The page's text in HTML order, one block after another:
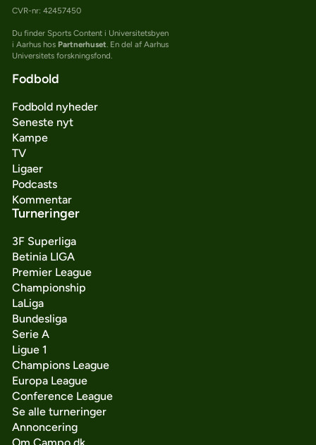
CVR-nr: 42457450
Du finder Sports Content i Universitetsbyen
i Aarhus hos Partnerhuset. En del af Aarhus
Universitets forskningsfond.
Fodbold
Fodbold nyheder
Seneste nyt
Kampe
TV
Ligaer
Podcasts
Kommentar
Turneringer
3F Superliga
Betinia LIGA
Premier League
Championship
LaLiga
Bundesliga
Serie A
Ligue 1
Champions League
Europa League
Conference League
Se alle turneringer
Annoncering